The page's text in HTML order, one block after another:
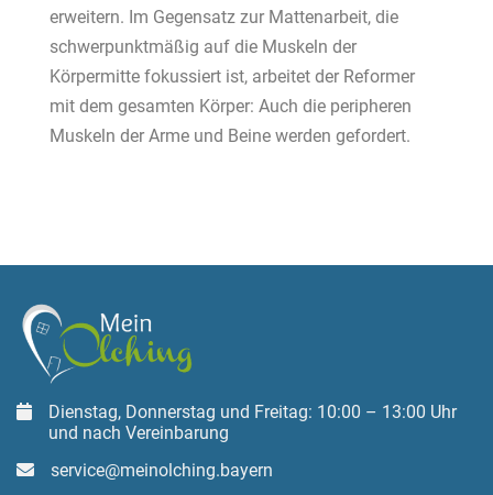
erweitern. Im Gegensatz zur Mattenarbeit, die
schwerpunktmäßig auf die Muskeln der
Körpermitte fokussiert ist, arbeitet der Reformer
mit dem gesamten Körper: Auch die peripheren
Muskeln der Arme und Beine werden gefordert.
Dienstag, Donnerstag und Freitag: 10:00 – 13:00 Uhr
und nach Vereinbarung
service@meinolching.bayern